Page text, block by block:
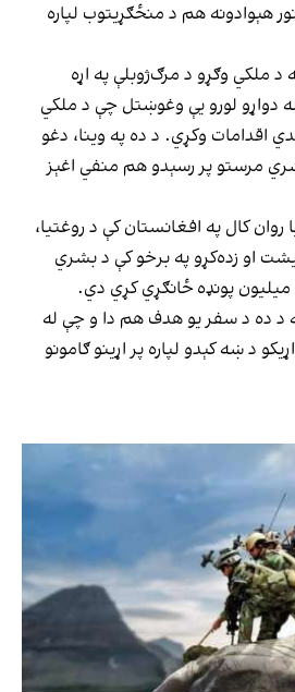
هېوادونه هم د منځګړیتوب لپاره
د ملکي وګړو د مرګ‌ژوبلې په اړه
دواړو لورو یې وغوښتل چې د ملکي
اقدامات وکړي. د ده په وینا، دغو
مرستو پر رسېدو هم منفي اغېز
کال په افغانستان کې د روغتیا،
او زده‌کړو په برخو کې د بشري
د ده د سفر یو هدف هم دا و چې له
د ښه کېدو لپاره پر اړینو ګامونو